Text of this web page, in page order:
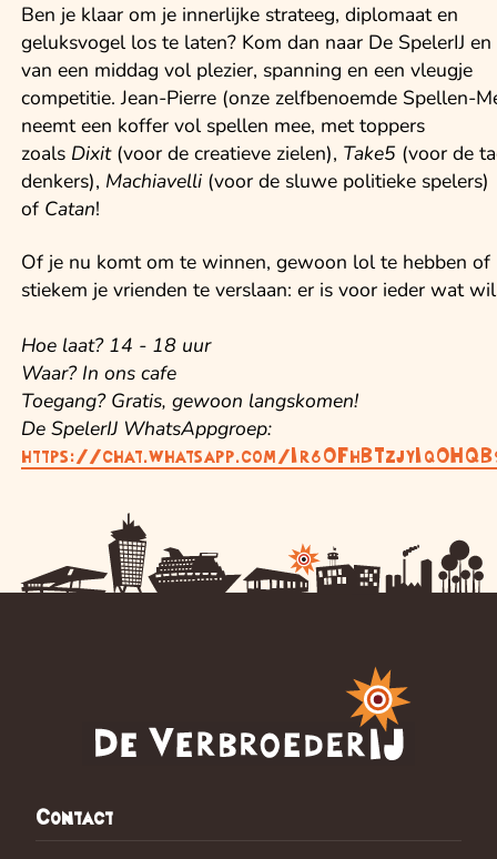
Ben je klaar om je innerlijke strateeg, diplomaat en
geluksvogel los te laten? Kom dan naar De SpelerIJ
van een middag vol plezier, spanning en een vleugje
competitie. Jean-Pierre (onze zelfbenoemde Spellen-
neemt een koffer vol spellen mee, met toppers
zoals Dixit(voor de creatieve zielen), Take5 (voor de
denkers), Machiavelli (voor de sluwe politieke spelers)
of Catan!
Of je nu komt om te winnen, gewoon lol te hebben of
stiekem je vrienden te verslaan: er is voor ieder wat
Hoe laat? 14 - 18 uur
Waar? In ons cafe
Toegang? Gratis, gewoon langskomen!
D e SpelerIJ WhatsAppgroep:
https://chat.whatsapp.com/
Contact